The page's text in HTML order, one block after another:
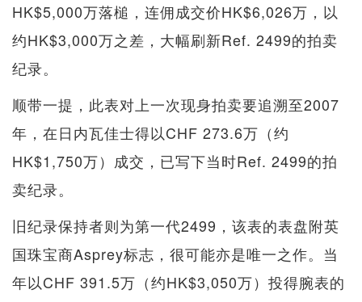
HK$5,000万落槌，连佣成交价HK$6,026万，以
约HK$3,000万之差，大幅刷新Ref. 2499的拍卖
纪录。
顺带一提，此表对上一次现身拍卖要追溯至2007
年，在日内瓦佳士得以CHF 273.6万（约
HK$1,750万）成交，已写下当时Ref. 2499的拍
卖纪录。
旧纪录保持者则为第一代2499，该表的表盘附英
国珠宝商Asprey标志，很可能亦是唯一之作。当
年以CHF 391.5万（约HK$3,050万）投得腕表的